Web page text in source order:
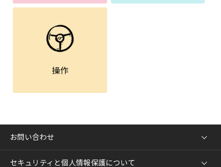
操作
お問い合わせ
セキュリティと個人情報保護について